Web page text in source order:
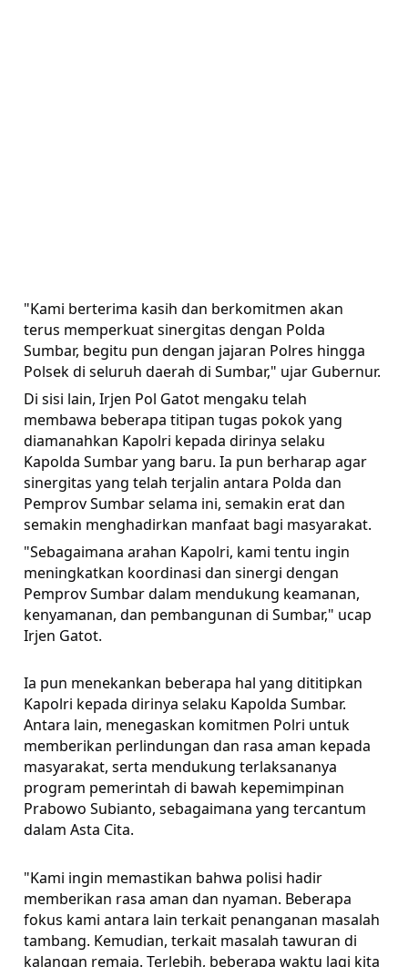
"Kami berterima kasih dan berkomitmen akan
terus memperkuat sinergitas dengan Polda
Sumbar, begitu pun dengan jajaran Polres hingga
Polsek di seluruh daerah di Sumbar," ujar Gubernur.
Di sisi lain, Irjen Pol Gatot mengaku telah
membawa beberapa titipan tugas pokok yang
diamanahkan Kapolri kepada dirinya selaku
Kapolda Sumbar yang baru. Ia pun berharap agar
sinergitas yang telah terjalin antara Polda dan
Pemprov Sumbar selama ini, semakin erat dan
semakin menghadirkan manfaat bagi masyarakat.
"Sebagaimana arahan Kapolri, kami tentu ingin
meningkatkan koordinasi dan sinergi dengan
Pemprov Sumbar dalam mendukung keamanan,
kenyamanan, dan pembangunan di Sumbar," ucap
Irjen Gatot.
Ia pun menekankan beberapa hal yang dititipkan
Kapolri kepada dirinya selaku Kapolda Sumbar.
Antara lain, menegaskan komitmen Polri untuk
memberikan perlindungan dan rasa aman kepada
masyarakat, serta mendukung terlaksananya
program pemerintah di bawah kepemimpinan
Prabowo Subianto, sebagaimana yang tercantum
dalam Asta Cita.
"Kami ingin memastikan bahwa polisi hadir
memberikan rasa aman dan nyaman. Beberapa
fokus kami antara lain terkait penanganan masalah
tambang. Kemudian, terkait masalah tawuran di
kalangan remaja. Terlebih, beberapa waktu lagi kita